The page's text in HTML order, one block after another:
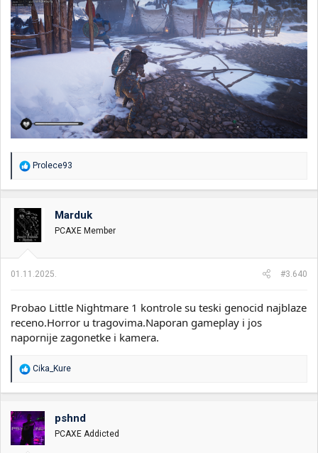
R
a
o
v
a
n
:
Prolece93
Marduk
PCAXE Member
01.11.2025. #3.640
Probao Little Nightmare 1 kontrole su teski genocid najblaze
receno.Horror u tragovima.Naporan gameplay i jos
napornije zagonetke i kamera.
R
a
o
v
a
n
Cika_Kure
pshnd
PCAXE Addicted